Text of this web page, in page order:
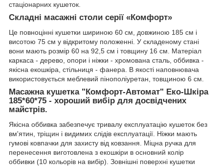
стаціонарних кушеток.
Складні масажні столи серії «Комфорт»
Це повноцінні кушетки шириною 60 см, довжиною 185 см і
висотою 75 см у відкритому положенні. У складеному стані
вони мають розмір 60 на 92,5 см і товщину 16 см. Матеріал
каркаса - дерево, опори і ніжки - хромована сталь, оббивка -
якісна екошкіра, стільниця - фанера. В якості наповнювача
використовується меблевий пінополіуретан, товщиною 6 см.
Масажна кушетка "Комфорт-Автомат" Еко-Шкіра
185*60*75 - хороший вибір для досвідчених
майстрів.
Якісна оббивка забезпечує тривалу експлуатацію кушеток без
вм'ятин, тріщин і видимих слідів експлуатації. Ніжки мають
гумові ковпачки для захисту від ковзання. Міцна ручка для
перенесення виготовлена з екошкіри в основний колір
оббивки (10 кольорів на вибір). Зовнішні поверхні кушетки